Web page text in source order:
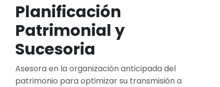
Planificación
Patrimonial y
Sucesoria
Asesora en la organización anticipada del
patrimonio para optimizar su transmisión a